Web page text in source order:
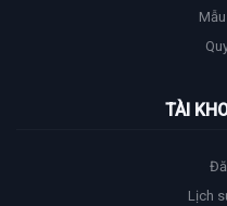
TÀI
Lịch